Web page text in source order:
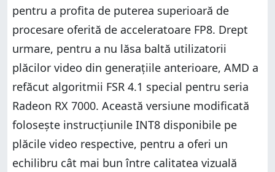
pentru a profita de puterea superioară de
procesare oferită de acceleratoare FP8. Drept
urmare, pentru a nu lăsa baltă utilizatorii
plăcilor video din generațiile anterioare, AMD a
refăcut algoritmii FSR 4.1 special pentru seria
Radeon RX 7000. Această versiune modificată
folosește instrucțiunile INT8 disponibile pe
plăcile video respective, pentru a oferi un
echilibru cât mai bun între calitatea vizuală